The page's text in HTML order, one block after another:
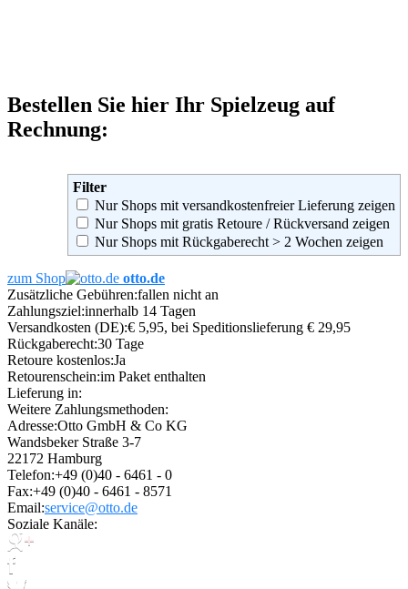
Bestellen Sie hier Ihr Spielzeug auf
Rechnung:
Filter
Nur Shops mit versandkostenfreier Lieferung zeigen
Nur Shops mit gratis Retoure / Rückversand zeigen
Nur Shops mit Rückgaberecht > 2 Wochen zeigen
zum Shop
otto.de
Zusätzliche Gebühren:fallen nicht an
Zahlungsziel:innerhalb 14 Tagen
Versandkosten (DE):€ 5,95, bei Speditionslieferung € 29,95
Rückgaberecht:30 Tage
Retoure kostenlos:Ja
Retourenschein:im Paket enthalten
Lieferung in:
Weitere Zahlungsmethoden:
Adresse:Otto GmbH & Co KG
Wandsbeker Straße 3-7
22172 Hamburg
Telefon:+49 (0)40 - 6461 - 0
Fax:+49 (0)40 - 6461 - 8571
Email:service@otto.de
Soziale Kanäle: